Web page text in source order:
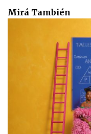
Mirá También